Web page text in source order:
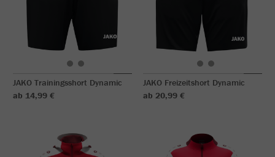
JAKO Trainingsshort Dynamic
ab 14,99 €
JAKO Freizeitshort Dynamic
ab 20,99 €